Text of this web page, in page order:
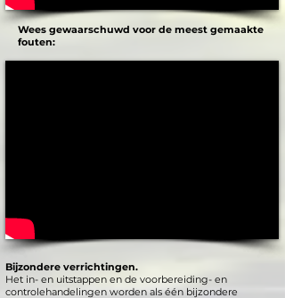
Wees gewaarschuwd voor de meest gemaakte
fouten:
Bijzondere verrichtingen.
Het in- en uitstappen en de voorbereiding- en
controlehandelingen worden als één bijzondere